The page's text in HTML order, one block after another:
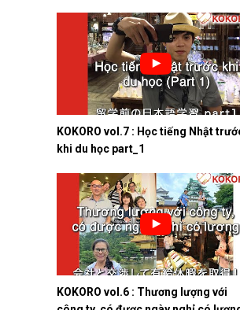
KOKORO vol.7 : Học tiếng Nhật
khi du học part_1
KOKORO vol.6 : Thương lượng với